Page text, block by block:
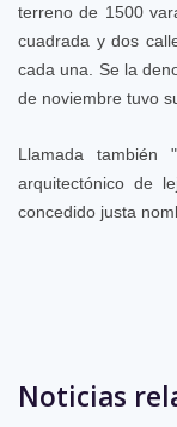
terreno de 1500
cuadrada y dos
cada una. Se la
de noviembre tuvo
Llamada también
arquitectónico de
concedido justa
Noticias